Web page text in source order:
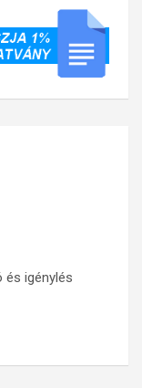
és igénylés